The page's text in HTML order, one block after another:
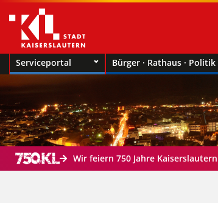
Serviceportal Bürger · Rathaus · Politik
Wir feiern 750 Jahre Kaiserslautern